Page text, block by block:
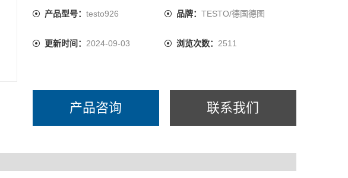
产品型号： testo926 品牌： TESTO/德国德图
更新时间： 2024-09-03 浏览次数： 2511
产品咨询 联系我们